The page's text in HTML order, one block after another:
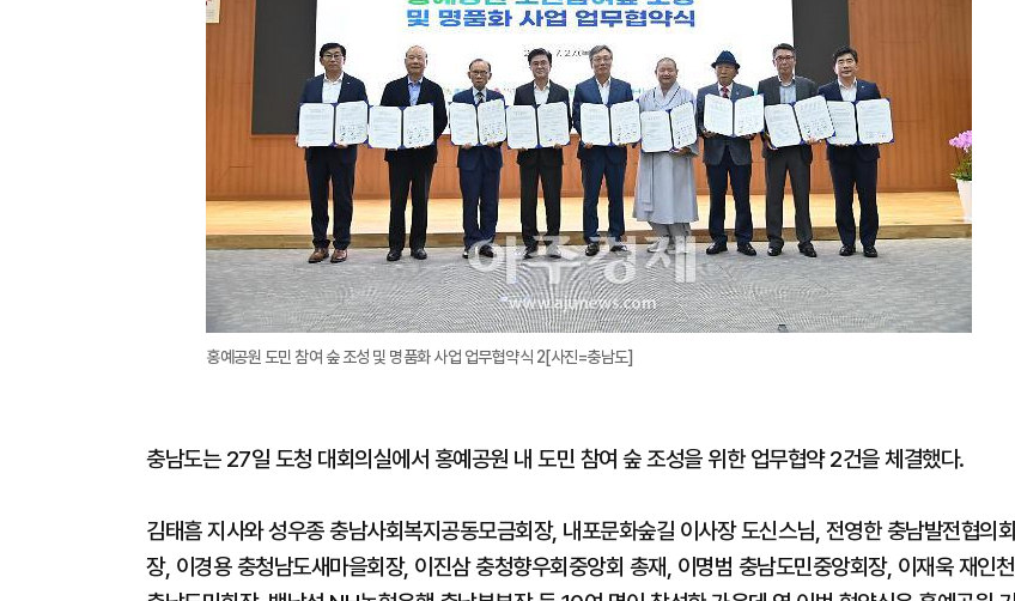
홍예공원 도민 참여 숲 조성 및 명품화 사업 업무협약식 2[사진=충남도]
충남도는 27일 도청 대회의실에서 홍예공원 내 도민 참여 숲 조성을 위한 업무협약 2건을 체결했다.
김태흠 지사와 성우종 충남사회복지공동모금회장, 내포문화숲길 이사장 도신스님, 전영한 충남발전협의회
장, 이경용 충청남도새마을회장, 이진삼 충청향우회중앙회 총재, 이명범 충남도민중앙회장, 이재욱 재인천